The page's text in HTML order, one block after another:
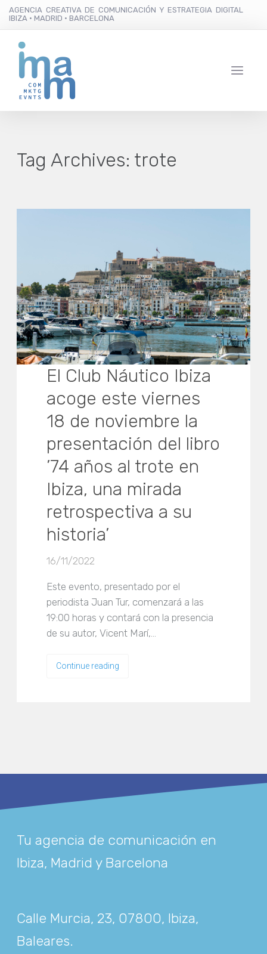
AGENCIA CREATIVA DE COMUNICACIÓN Y ESTRATEGIA DIGITAL
IBIZA · MADRID · BARCELONA
Tag Archives: trote
El Club Náutico Ibiza
acoge este viernes
18 de noviembre la
presentación del libro
’74 años al trote en
Ibiza, una mirada
retrospectiva a su
historia’
16/11/2022
Este evento, presentado por el
periodista Juan Tur, comenzará a las
19:00 horas y contará con la presencia
de su autor, Vicent Marí,…
Continue reading
Tu agencia de comunicación en
Ibiza, Madrid y Barcelona
Calle Murcia, 23, 07800, Ibiza,
Baleares.